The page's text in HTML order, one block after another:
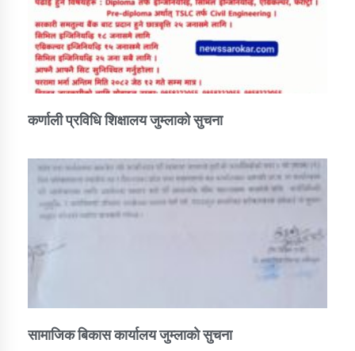
कर्णाली प्रविधि शिक्षालय जुम्लाको सुचना
सामाजिक बिकास कार्यालय जुम्लाकाे सुचना